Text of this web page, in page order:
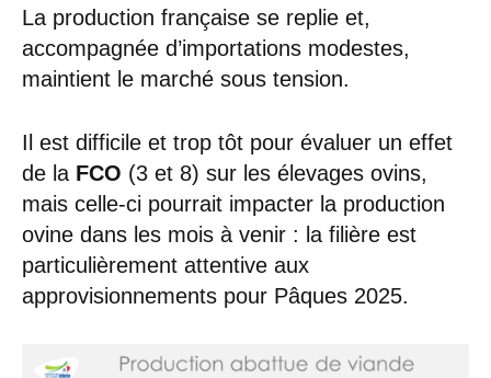
La production française se replie et,
accompagnée d’importations modestes,
maintient le marché sous tension.
Il est difficile et trop tôt pour évaluer un effet
de la FCO (3 et 8) sur les élevages ovins,
mais celle-ci pourrait impacter la production
ovine dans les mois à venir : la filière est
particulièrement attentive aux
approvisionnements pour Pâques 2025.